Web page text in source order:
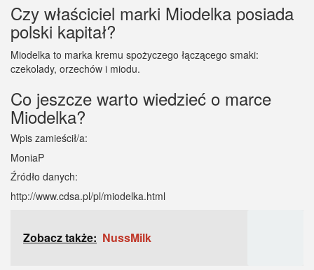
Czy właściciel marki Miodelka posiada
polski kapitał?
Miodelka to marka kremu spożyczego łączącego smaki:
czekolady, orzechów i miodu.
Co jeszcze warto wiedzieć o marce
Miodelka?
Wpis zamieścił/a:
MoniaP
Źródło danych:
http://www.cdsa.pl/pl/miodelka.html
Zobacz także: NussMilk